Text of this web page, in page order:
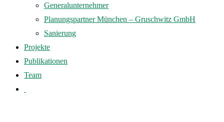
Generalunternehmer
Planungspartner München – Gruschwitz GmbH
Sanierung
Projekte
Publikationen
Team